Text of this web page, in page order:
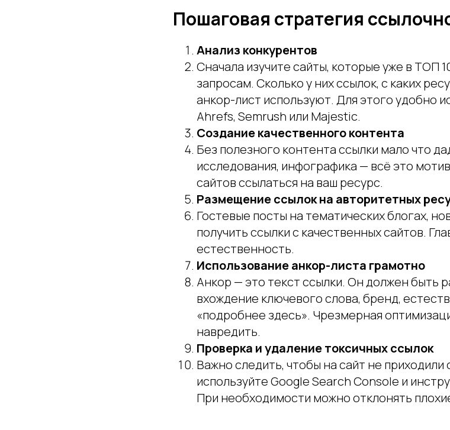
Пошаговая стратегия
Анализ конкурентов
Сначала изучите сайты, которые уже в ТОП
запросам. Сколько у них ссылок, с каких
анкор-лист используют. Для этого удобно
Ahrefs, Semrush или Majestic.
Создание качественного контента
Без полезного контента ссылки мало что
исследования, инфографика — всё это
сайтов ссылаться на ваш ресурс.
Размещение ссылок на авторитетных
Гостевые посты на тематических блогах,
получить ссылки с качественных сайтов.
естественность.
Использование анкор-листа грамотно
Анкор — это текст ссылки. Он должен быть
вхождение ключевого слова, бренд,
«подробнее здесь». Чрезмерная
навредить.
Проверка и удаление токсичных ссылок
Важно следить, чтобы на сайт не
используйте Google Search Console и
При необходимости можно отклонять